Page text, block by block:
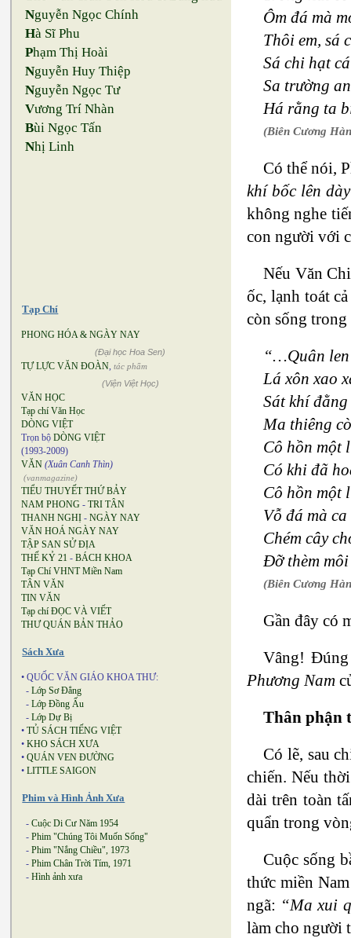
Nguyễn Ngọc Chính
Hà Sĩ Phu
Phạm Thị Hoài
Nguyễn Huy Thiệp
Nguyễn Ngọc Tư
Vương Trí Nhàn
Bùi Ngọc Tấn
Nhị Linh
Tạp Chí
PHONG HÓA & NGÀY NAY
(Đại học Hoa Sen)
TỰ LỰC VĂN ĐOÀN, tác phẩm
(Viện Việt Học)
VĂN HỌC
Tạp chí Văn Học
DÒNG VIỆT
Trọn bộ DÒNG VIỆT
(1993-2009)
VĂN (Xuân Canh Thìn)
(vanmagazine)
TIỂU THUYẾT THỨ BẢY
NAM PHONG - TRI TÂN
THANH NGHỊ - NGÀY NAY
VĂN HOÁ NGÀY NAY
TẬP SAN SỬ ĐỊA
THẾ KỶ 21 - BÁCH KHOA
Tạp Chí VHNT Miền Nam
TÂN VĂN
TIN VĂN
Tạp chí ĐỌC VÀ VIẾT
THƯ QUÁN BẢN THẢO
Sách Xưa
• QUỐC VĂN GIÁO KHOA THƯ:
- Lớp Sơ Đẳng
- Lớp Đồng Ấu
- Lớp Dự Bị
• TỦ SÁCH TIẾNG VIỆT
• KHO SÁCH XƯA
• QUÁN VEN ĐƯỜNG
• LITTLE SAIGON
Phim và Hình Ảnh Xưa
- Cuộc Di Cư Năm 1954
- Phim "Chúng Tôi Muốn Sống"
- Phim "Nắng Chiều", 1973
- Phim Chân Trời Tím, 1971
- Hình ảnh xưa
Ôm đá mà
Thôi em, sá
Sá chi hạt
Sa trường
Há rằng ta
(Biên Cương
Có thể nói,
khí bốc lên
không nghe
con người với
Nếu Văn
ốc, lạnh toát
còn sống
“…Quân
Lá xôn xao
Sát khí
Ma thiêng
Cô hồn một
Có khi đã
Cô hồn một
Vỗ đá mà
Chém cây
Đỡ thèm
(Biên Cương
Gần đây có
Vâng!
Phương Nam
Thân phận
Có lẽ, sau
chiến. Nếu
dài trên toàn
quẩn trong
Cuộc sống
thức miền
ngã: “Ma xui
làm cho người